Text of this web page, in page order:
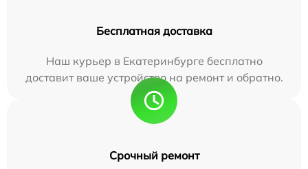
Бесплатная доставка
Наш курьер в Екатеринбурге бесплатно
доставит ваше устройство на ремонт и обратно.
Срочный ремонт